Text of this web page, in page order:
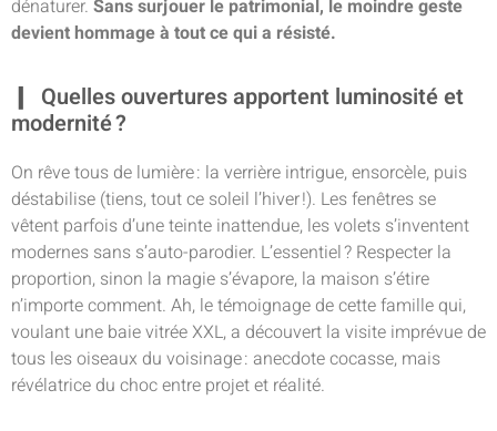
dénaturer. Sans surjouer le patrimonial, le moindre geste
devient hommage à tout ce qui a résisté.
Quelles ouvertures apportent luminosité et
modernité ?
On rêve tous de lumière : la verrière intrigue, ensorcèle, puis
déstabilise (tiens, tout ce soleil l’hiver !). Les fenêtres se
vêtent parfois d’une teinte inattendue, les volets s’inventent
modernes sans s’auto-parodier. L’essentiel ? Respecter la
proportion, sinon la magie s’évapore, la maison s’étire
n’importe comment. Ah, le témoignage de cette famille qui,
voulant une baie vitrée XXL, a découvert la visite imprévue de
tous les oiseaux du voisinage : anecdote cocasse, mais
révélatrice du choc entre projet et réalité.